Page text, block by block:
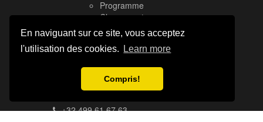
En naviguant sur ce site, vous acceptez
l'utilisation des cookies.
Learn more
Compris!
Programme
Classement
Photos
Presse
Nous contacter
Rue Simon Burnet 10, 4020 Liege, Belgique
+32 499 61 67 63